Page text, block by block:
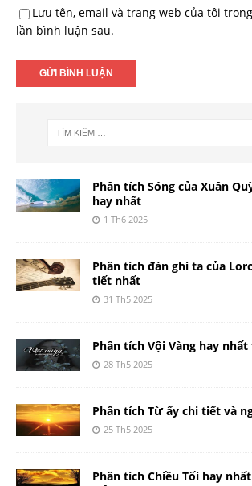
Lưu tên, email và trang web của tôi
lần bình luận sau.
Phân tích Sóng của Xuân
hay nhất
1 Th6 2025
Phân tích đàn ghi ta của
tiết nhất
31 Th5 2025
Phân tích Vội Vàng hay
28 Th5 2025
Phân tích Từ ấy chi tiết và
25 Th5 2025
Phân tích Chiều Tối hay